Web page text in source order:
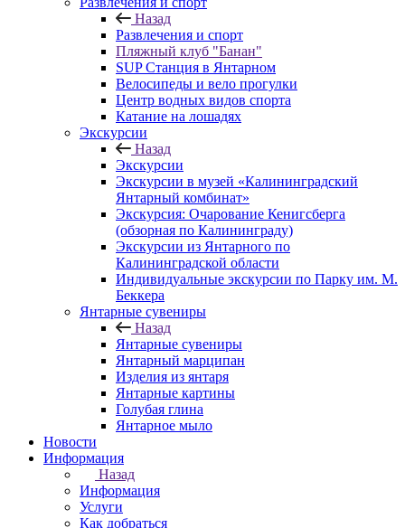
Назад
Развлечения и спорт
Пляжный клуб "Банан"
SUP Станция в Янтарном
Велосипеды и вело прогулки
Центр водных видов спорта
Катание на лошадях
Экскурсии
Назад
Экскурсии
Экскурсии в музей «Калининградский
Янтарный комбинат»
Экскурсия: Очарование Кенигсберга
(обзорная по Калининграду)
Экскурсии из Янтарного по
Калининградской области
Индивидуальные экскурсии по Парку им. М.
Беккера
Янтарные сувениры
Назад
Янтарные сувениры
Янтарный марципан
Изделия из янтаря
Янтарные картины
Голубая глина
Янтарное мыло
Новости
Информация
Назад
Информация
Услуги
Как добраться